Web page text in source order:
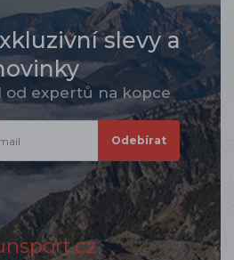
slevy a
od expertů na kopce